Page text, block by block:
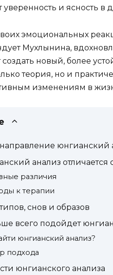
уверенность и ясность в
эмоциональных
Мухлынина,
создать новый, более
теория, но и
изменениям в
направление юнгианский
анализ отличается
различия
к терапии
снов и образов
всего подойдет
юнгианский анализ?
подхода
юнгианского анализа